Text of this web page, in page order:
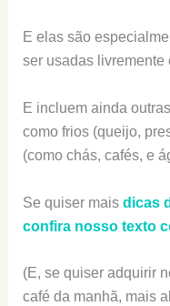
E elas são
ser usadas livremente
E incluem ainda
como frios (queijo,
(como chás, cafés, e
Se quiser mais dicas
confira nosso texto
(E, se quiser adquirir
café da manhã, mais